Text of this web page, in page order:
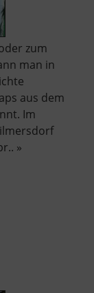
zum
man in
aus dem
Im
»